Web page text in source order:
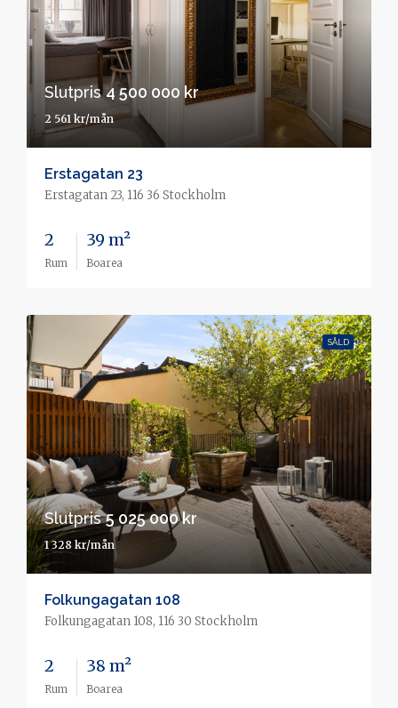
Slutpris4 500 000 kr
2 561 kr/mån
Erstagatan 23
Erstagatan 23, 116 36 Stockholm
2
Rum
39 m²
Boarea
SÅLD
Slutpris5 025 000 kr
1 328 kr/mån
Folkungagatan 108
Folkungagatan 108, 116 30 Stockholm
2
Rum
38 m²
Boarea